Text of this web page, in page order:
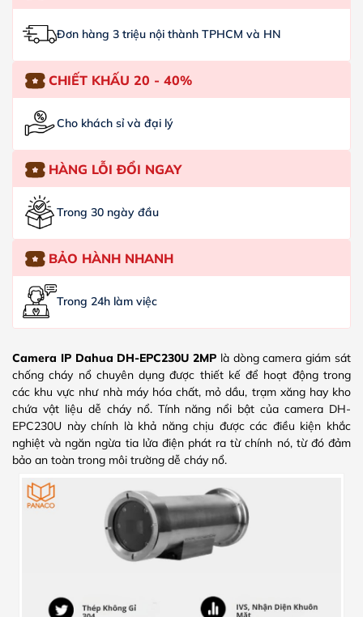
Đơn hàng 3 triệu nội thành TPHCM và HN
CHIẾT KHẤU 20 - 40%
Cho khách sỉ và đại lý
HÀNG LỖI ĐỔI NGAY
Trong 30 ngày đầu
BẢO HÀNH NHANH
Trong 24h làm việc
Camera IP Dahua DH-EPC230U 2MP là dòng camera giám sát
chống cháy nổ chuyên dụng được thiết kế để hoạt động trong
các khu vực như nhà máy hóa chất, mỏ dầu, trạm xăng hay kho
chứa vật liệu dễ cháy nổ. Tính năng nổi bật của camera DH-
EPC230U này chính là khả năng chịu được các điều kiện khắc
nghiệt và ngăn ngừa tia lửa điện phát ra từ chính nó, từ đó đảm
bảo an toàn trong môi trường dễ cháy nổ.